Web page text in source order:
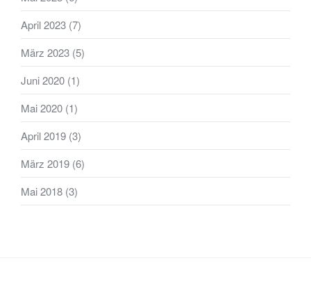
April 2023 (7)
März 2023 (5)
Juni 2020 (1)
Mai 2020 (1)
April 2019 (3)
März 2019 (6)
Mai 2018 (3)